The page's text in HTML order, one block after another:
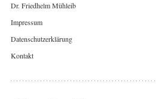
Dr. Friedhelm Mühleib
Impressum
Datenschutzerklärung
Kontakt